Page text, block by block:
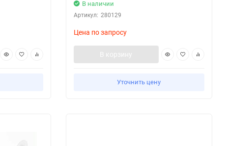
В наличии
Артикул: 280129
Цена по запросу
В корзину
Уточнить цену